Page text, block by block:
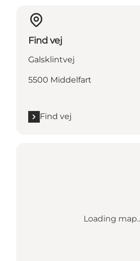
Find vej
Galsklintvej
5500 Middelfart
Find vej
Loading